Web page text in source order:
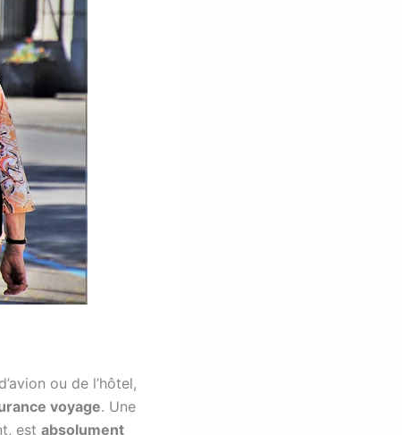
ou de l’hôtel,
voyage. Une
est absolument